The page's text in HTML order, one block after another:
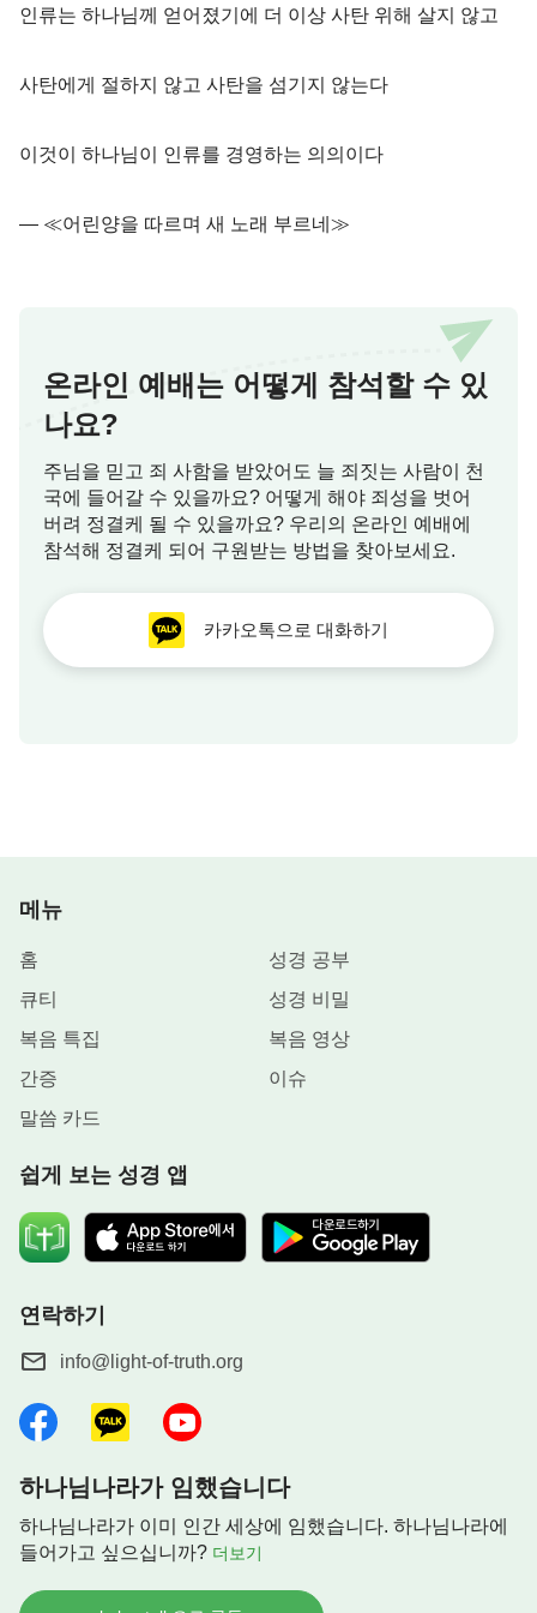
인류는 하나님께 얻어졌기에 더 이상 사탄 위해 살지 않고
사탄에게 절하지 않고 사탄을 섬기지 않는다
이것이 하나님이 인류를 경영하는 의의이다
― ≪어린양을 따르며 새 노래 부르네≫
온라인 예배는 어떻게 참석할 수 있
나요?
주님을 믿고 죄 사함을 받았어도 늘 죄짓는 사람이 천
국에 들어갈 수 있을까요? 어떻게 해야 죄성을 벗어
버려 정결케 될 수 있을까요? 우리의 온라인 예배에
참석해 정결케 되어 구원받는 방법을 찾아보세요.
카카오톡으로 대화하기
메뉴
홈
성경 공부
큐티
성경 비밀
복음 특집
복음 영상
간증
이슈
말씀 카드
쉽게 보는 성경 앱
연락하기
info@light-of-truth.org
하나님나라가 임했습니다
하나님나라가 이미 인간 세상에 임했습니다. 하나님나라에
들어가고 싶으십니까? 더보기